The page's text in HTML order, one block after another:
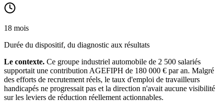
18 mois
Durée du dispositif, du diagnostic aux résultats
Le contexte. Ce groupe industriel automobile de 2 500 salariés
supportait une contribution AGEFIPH de 180 000 € par an. Malgré
des efforts de recrutement réels, le taux d'emploi de travailleurs
handicapés ne progressait pas et la direction n'avait aucune visibilité
sur les leviers de réduction réellement actionnables.